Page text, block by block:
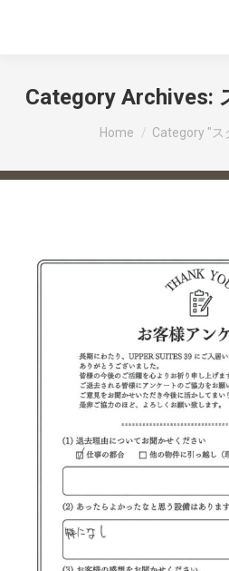
Category Archives:
You are here:
Home Category "ス